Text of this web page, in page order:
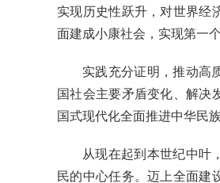
实现历史性跃升，对世界经
面建成小康社会，实现第一
实践充分证明，推动高
国社会主要矛盾变化、解决
国式现代化全面推进中华民
从现在起到本世纪中叶
民的中心任务。迈上全面建